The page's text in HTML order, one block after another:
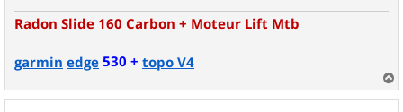
Radon Slide 160 Carbon + Moteur Lift Mtb
garmin edge530 + topo V4
a